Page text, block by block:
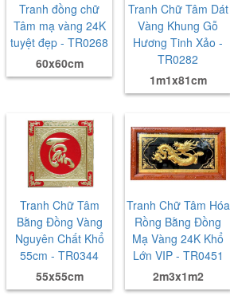
Tranh đồng chữ
Tâm mạ vàng 24K
tuyệt đẹp - TR0268
60x60cm
Tranh Chữ Tâm Dát
Vàng Khung Gỗ
Hương Tinh Xảo -
TR0282
1m1x81cm
Tranh Chữ Tâm
Bằng Đồng Vàng
Nguyên Chất Khổ
55cm - TR0344
55x55cm
Tranh Chữ Tâm Hóa
Rồng Bằng Đồng
Mạ Vàng 24K Khổ
Lớn VIP - TR0451
2m3x1m2